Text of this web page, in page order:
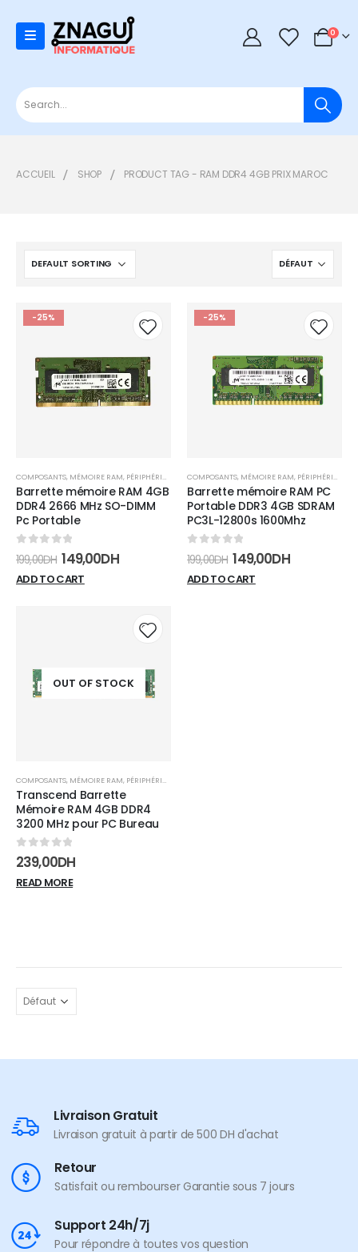
0 0
ACCUEIL SHOP PRODUCT TAG - RAM DDR4 4GB PRIX MAROC
-25%
Add to
wishlist
COMPOSANTS, MÉMOIRE RAM, PÉRIPHÉRIQUES
Barrette mémoire RAM 4GB
DDR4 2666 MHz SO-DIMM
Pc Portable
199,00DH 149,00DH
ADD TO CART
-25%
Add
COMPOSANTS, MÉMOIRE RAM, PÉRIPHÉRIQUES
Barrette mémoire RAM PC
Portable DDR3 4GB SDRAM
PC3L-12800s 1600Mhz
199,00DH 149,00DH
ADD TO CART
OUT OF STOCKwishlist
COMPOSANTS, MÉMOIRE RAM, PÉRIPHÉRIQUES
Transcend Barrette
Mémoire RAM 4GB DDR4
3200 MHz pour PC Bureau
0sur 5
239,00DH
READ MORE
Livraison Gratuit
Livraison gratuit à partir de 500 DH d'achat
Retour
Satisfait ou rembourser Garantie sous 7 jours
Support 24h/7j
Pour répondre à toutes vos question